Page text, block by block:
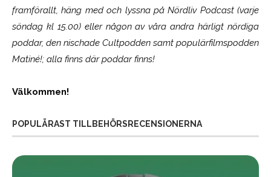
framförallt, häng med och lyssna på Nördliv Podcast (varje
söndag kl 15.00) eller någon av våra andra härligt nördiga
poddar, den nischade Cultpodden samt populärfilmspodden
Matiné!; alla finns där poddar finns!
Välkommen!
POPULÄRAST TILLBEHÖRSRECENSIONERNA